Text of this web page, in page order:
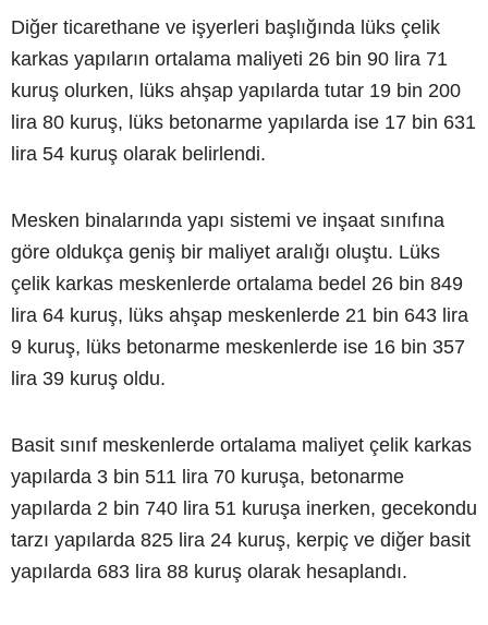
Diğer ticarethane ve işyerleri başlığında lüks çelik
karkas yapıların ortalama maliyeti 26 bin 90 lira 71
kuruş olurken, lüks ahşap yapılarda tutar 19 bin 200
lira 80 kuruş, lüks betonarme yapılarda ise 17 bin 631
lira 54 kuruş olarak belirlendi.
Mesken binalarında yapı sistemi ve inşaat sınıfına
göre oldukça geniş bir maliyet aralığı oluştu. Lüks
çelik karkas meskenlerde ortalama bedel 26 bin 849
lira 64 kuruş, lüks ahşap meskenlerde 21 bin 643 lira
9 kuruş, lüks betonarme meskenlerde ise 16 bin 357
lira 39 kuruş oldu.
Basit sınıf meskenlerde ortalama maliyet çelik karkas
yapılarda 3 bin 511 lira 70 kuruşa, betonarme
yapılarda 2 bin 740 lira 51 kuruşa inerken, gecekondu
tarzı yapılarda 825 lira 24 kuruş, kerpiç ve diğer basit
yapılarda 683 lira 88 kuruş olarak hesaplandı.